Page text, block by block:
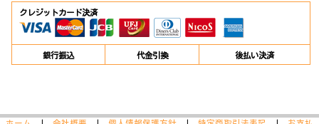
クレジットカード決済
銀行振込 代金引換 後払い決済